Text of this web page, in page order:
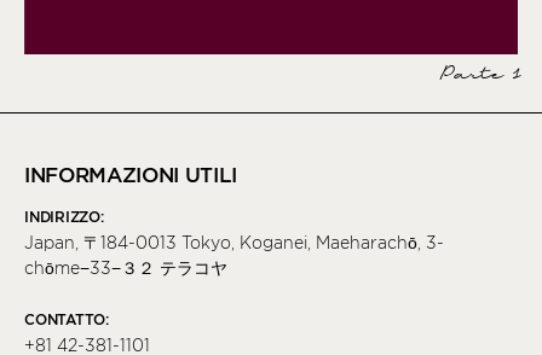
Parte 1
INFORMAZIONI UTILI
INDIRIZZO:
Japan, 〒184-0013 Tokyo, Koganei, Maeharachō, 3-
chōme−33−３２ テラコヤ
CONTATTO:
+81 42-381-1101